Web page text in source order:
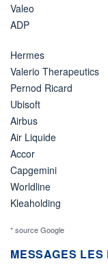
Valeo
ADP
Hermes
Valerio Therapeutics
Pernod Ricard
Ubisoft
Airbus
Air Liquide
Accor
Capgemini
Worldline
Kleaholding
* source Google
MESSAGES